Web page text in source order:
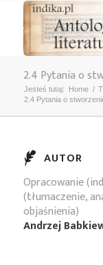
2.4 Pytania o
Jesteś tutaj: Home /
2.4 Pytania o
AUTOR
Opracowanie
(tłumaczenie,
objaśnienia)
Andrzej